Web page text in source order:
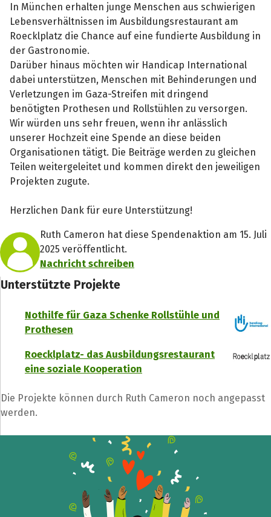
In München erhalten junge Menschen aus schwierigen
Lebensverhältnissen im Ausbildungsrestaurant am
Roecklplatz die Chance auf eine fundierte Ausbildung in
der Gastronomie.
Darüber hinaus möchten wir Handicap International
dabei unterstützen, Menschen mit Behinderungen und
Verletzungen im Gaza-Streifen mit dringend
benötigten Prothesen und Rollstühlen zu versorgen.
Wir würden uns sehr freuen, wenn ihr anlässlich
unserer Hochzeit eine Spende an diese beiden
Organisationen tätigt. Die Beiträge werden zu gleichen
Teilen weitergeleitet und kommen direkt den jeweiligen
Projekten zugute.
Herzlichen Dank für eure Unterstützung!
Ruth Cameron hat diese Spendenaktion am 15. Juli
2025 veröffentlicht.
Nachricht schreiben
Unterstützte Projekte
Nothilfe für Gaza Schenke Rollstühle und
Prothesen
Roecklplatz- das Ausbildungsrestaurant
eine soziale Kooperation
Die Projekte können durch Ruth Cameron noch angepasst
werden.
Spendenempfänger
Teile die Spendenaktion
Hilf mit noch mehr Spenden zu sammeln!